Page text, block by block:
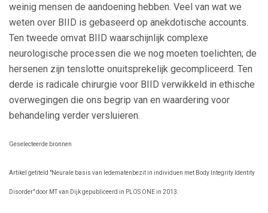
weinig mensen de aandoening hebben. Veel van wat we
weten over BIID is gebaseerd op anekdotische accounts.
Ten tweede omvat BIID waarschijnlijk complexe
neurologische processen die we nog moeten toelichten; de
hersenen zijn tenslotte onuitsprekelijk gecompliceerd. Ten
derde is radicale chirurgie voor BIID verwikkeld in ethische
overwegingen die ons begrip van en waardering voor
behandeling verder versluieren.
Geselecteerde bronnen
Artikel getiteld "Neurale basis van ledematenbezit in individuen met Body Integrity Identity
Disorder" door MT van Dijk gepubliceerd in PLOS ONE in 2013.